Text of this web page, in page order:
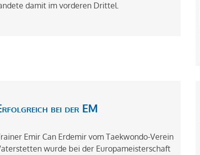
damit im vorderen Drittel.
bei der EM
Emir Can Erdemir vom Taekwondo-Verein
wurde bei der Europameisterschaft